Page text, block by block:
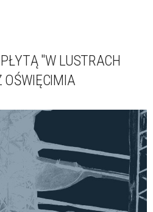
"W LUSTRACH
OŚWIĘCIMIA